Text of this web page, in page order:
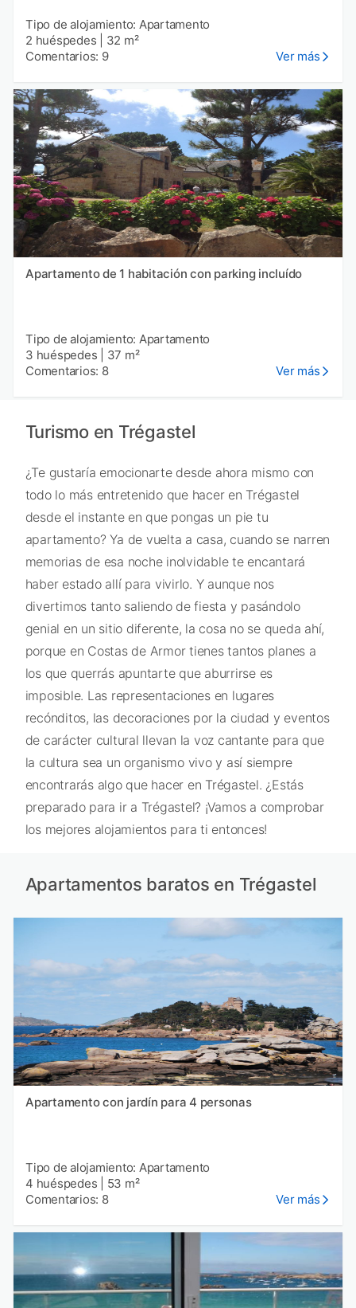
Tipo de alojamiento: Apartamento
2 huéspedes
32 m²
Comentarios: 9
Ver más
Apartamento de 1 habitación con parking incluído
Tipo de alojamiento: Apartamento
3 huéspedes
37 m²
Comentarios: 8
Ver más
Turismo en Trégastel
¿Te gustaría emocionarte desde ahora mismo con
todo lo más entretenido que hacer en Trégastel
desde el instante en que pongas un pie tu
apartamento? Ya de vuelta a casa, cuando se narren
memorias de esa noche inolvidable te encantará
haber estado allí para vivirlo. Y aunque nos
divertimos tanto saliendo de fiesta y pasándolo
genial en un sitio diferente, la cosa no se queda ahí,
porque en Costas de Armor tienes tantos planes a
los que querrás apuntarte que aburrirse es
imposible. Las representaciones en lugares
recónditos, las decoraciones por la ciudad y eventos
de carácter cultural llevan la voz cantante para que
la cultura sea un organismo vivo y así siempre
encontrarás algo que hacer en Trégastel. ¿Estás
preparado para ir a Trégastel? ¡Vamos a comprobar
los mejores alojamientos para ti entonces!
Apartamentos baratos en Trégastel
Apartamento con jardín para 4 personas
Tipo de alojamiento: Apartamento
4 huéspedes
53 m²
Comentarios: 8
Ver más